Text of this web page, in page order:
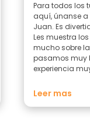
Para todos los
aquí, únanse
Juan. Es
Les muestra
mucho sobre la
pasamos muy
experiencia
orgullosa de
increíble.
Leer mas